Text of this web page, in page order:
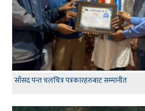
साँसद पन्त चलचित्र पत्रकारहरुबाट सम्मानीत